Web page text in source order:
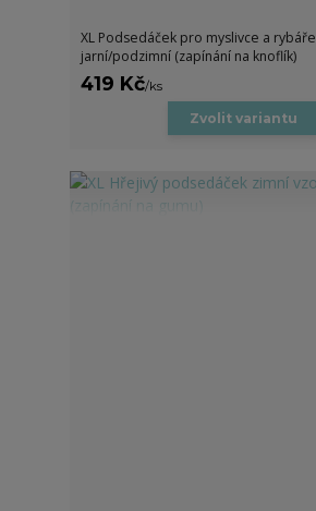
XL Podsedáček pro myslivce a rybáře
jarní/podzimní (zapínání na knoflík)
419 Kč/ks
Zvolit variantu